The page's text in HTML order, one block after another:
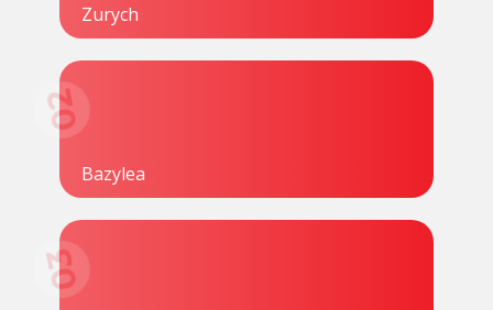
Zurych
02
Bazylea
03